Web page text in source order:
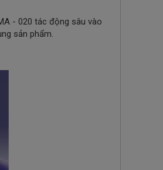
- 020 tác động sâu vào
sản phẩm.